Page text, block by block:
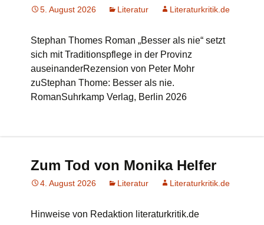
5. August 2026 Literatur Literaturkritik.de
Stephan Thomes Roman „Besser als nie“ setzt
sich mit Traditionspflege in der Provinz
auseinanderRezension von Peter Mohr
zuStephan Thome: Besser als nie.
RomanSuhrkamp Verlag, Berlin 2026
Zum Tod von Monika Helfer
4. August 2026 Literatur Literaturkritik.de
Hinweise von Redaktion literaturkritik.de